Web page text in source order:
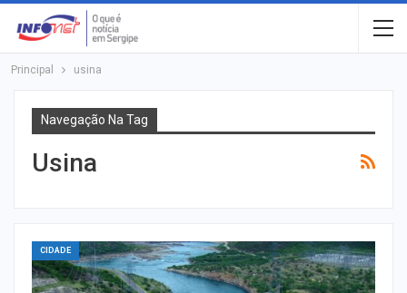
Principal usina
Navegação Na Tag
Usina
CIDADE